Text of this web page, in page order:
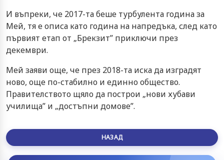
И въпреки, че 2017-та беше турбулента година за
Мей, тя е описа като година на напредъка, след като
първият етап от „Брекзит” приключи през
декември.
Мей заяви още, че през 2018-та иска да изградят
ново, още по-стабилно и единно общество.
Правителството щяло да построи „нови хубави
училища” и „достъпни домове”.
НАЗАД